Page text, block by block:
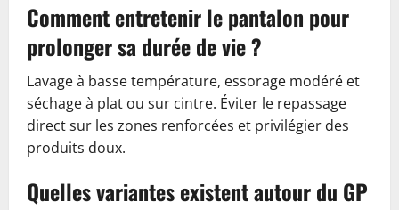
Comment entretenir le pantalon pour
prolonger sa durée de vie ?
Lavage à basse température, essorage modéré et
séchage à plat ou sur cintre. Éviter le repassage
direct sur les zones renforcées et privilégier des
produits doux.
Quelles variantes existent autour du GP